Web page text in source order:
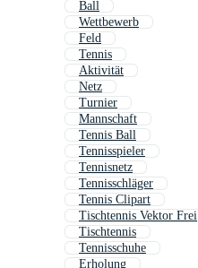
Ball
Wettbewerb
Feld
Tennis
Aktivität
Netz
Turnier
Mannschaft
Tennis Ball
Tennisspieler
Tennisnetz
Tennisschläger
Tennis Clipart
Tischtennis Vektor Frei
Tischtennis
Tennisschuhe
Erholung